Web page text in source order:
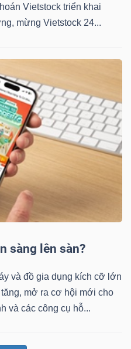
Vietstock triển khai
mừng Vietstock 24...
sàng lên sàn?
và đồ gia dụng kích cỡ lớn
mở ra cơ hội mới cho
và các công cụ hỗ...